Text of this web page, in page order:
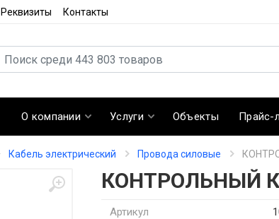
Реквизиты Контакты
О компании Услуги Объекты Прайс-
Кабель электрический Провода силовые
КОНТРОЛЬНЫЙ
Артикул